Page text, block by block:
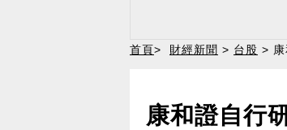
首頁> 財經新聞 > 台股 > 康
康和證自行